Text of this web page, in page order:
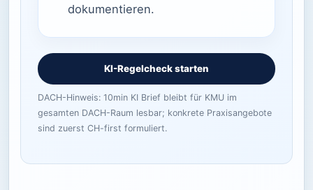
dokumentieren.
KI-Regelcheck starten
DACH-Hinweis: 10min KI Brief bleibt für KMU im
gesamten DACH-Raum lesbar; konkrete Praxisangebote
sind zuerst CH-first formuliert.